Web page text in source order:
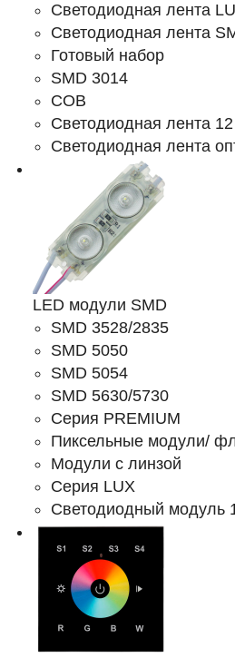
Светодиодная лента
Светодиодная лента
Готовый набор
SMD 3014
COB
Светодиодная лента
Светодиодная лента
LED модули SMD
SMD 3528/2835
SMD 5050
SMD 5054
SMD 5630/5730
Серия PREMIUM
Пиксельные модули/
Модули с линзой
Серия LUX
Светодиодный модуль